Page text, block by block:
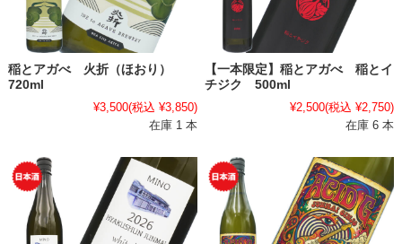
稲とアガべ 火折（ほおり）
720ml
¥3,500(税込 ¥3,850)
在庫 1 本
【一本限定】稲とアガべ 稲とイ
チジク 500ml
¥2,500(税込 ¥2,750)
在庫 6 本